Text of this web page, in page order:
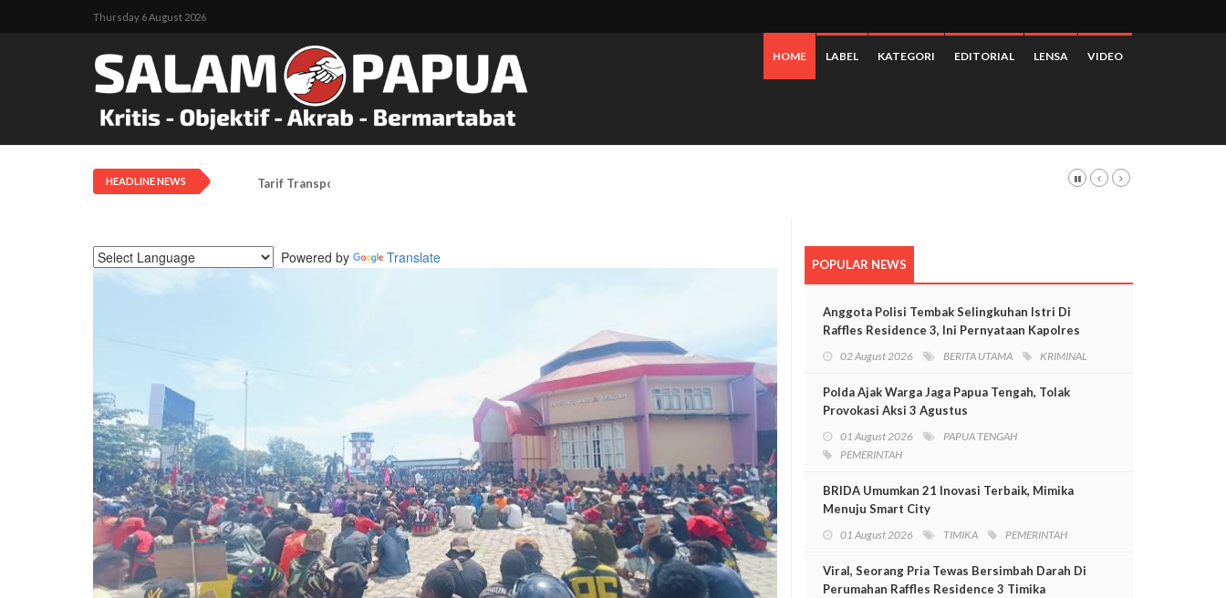
Thursday 6 August 2026
HOME LABEL KATEGORI EDITORIAL LENSA VIDEO
HEADLINE NEWS Tarif Transportasi Udara Dan Bensin Serta Perawatan Pribadi Picu Inflasi Timika Hingga Juli 2026 3,28 Persen
Powered by Translate POPULAR NEWS
Anggota Polisi Tembak Selingkuhan Istri Di
Raffles Residence 3, Ini Pernyataan Kapolres
02 August 2026 BERITA UTAMA KRIMINAL
Polda Ajak Warga Jaga Papua Tengah, Tolak
Provokasi Aksi 3 Agustus
01 August 2026
PAPUA TENGAH
PEMERINTAH
BRIDA Umumkan 21 Inovasi Terbaik, Mimika
Menuju Smart City
01 August 2026 TIMIKA PEMERINTAH
Viral, Seorang Pria Tewas Bersimbah Darah Di
Perumahan Raffles Residence 3 Timika